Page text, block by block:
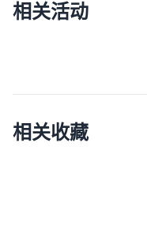
相关活动
相关收藏